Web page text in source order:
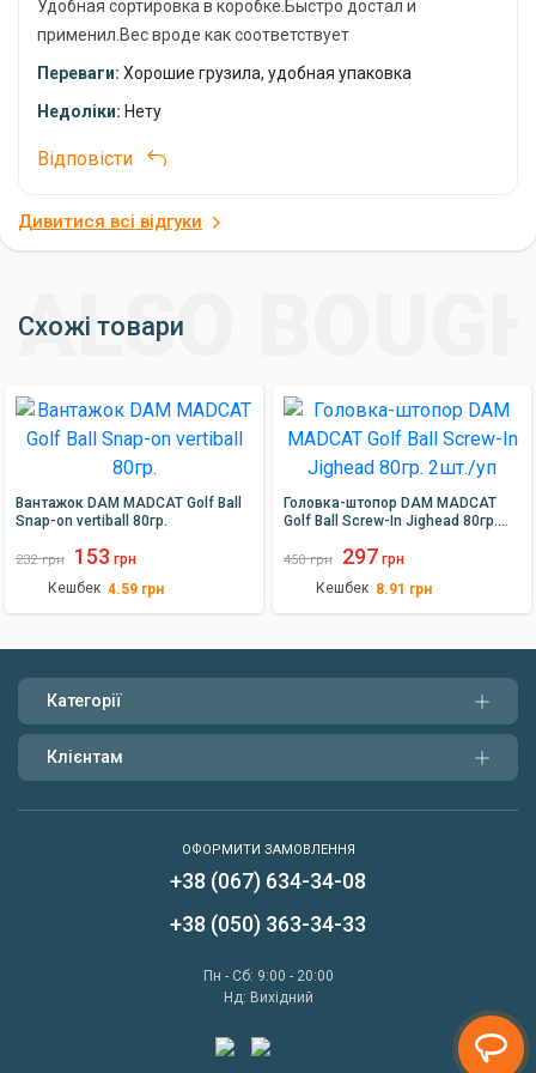
Удобная сортировка в коробке.Быстро достал и
применил.Вес вроде как соответствует
Переваги: Хорошие грузила, удобная упаковка
Недоліки: Нету
Відповісти
Дивитися всі відгуки
Схожі товари
Вантажок DAM MADCAT Golf Ball
Snap-on vertiball 80гр.
232 грн 153 грн
Кешбек4.59 грн
Головка-штопор DAM MADCAT
Golf Ball Screw-In Jighead 80гр.
450 грн 297 грн
Кешбек 8.91 грн
Категорії
Клієнтам
ОФОРМИТИ ЗАМОВЛЕННЯ
+38 (067) 634-34-08
+38 (050) 363-34-33
Пн - Сб: 9:00 - 20:00
Нд: Вихідний